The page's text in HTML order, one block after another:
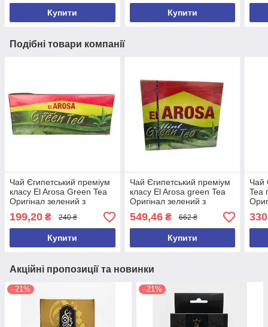
Купити Купити
Подібні товари компанії
Чай Єгипетський преміум
класу El Arosa Green Tea
Оригінал зелений з
м'ятою Al Arosa з Єгипту
(25 пакетиків)
199,20 ₴ 240 ₴
Купити
Чай Єгипетський преміум
класу El Arosa green Tea
Оригінал зелений з
м'ятою Al Arosa з Єгипту
(100 пакетиків)
549,46₴ 662 ₴
Купити
Чай
Tea
Акційні пропозиції та новинки
–21% –21%